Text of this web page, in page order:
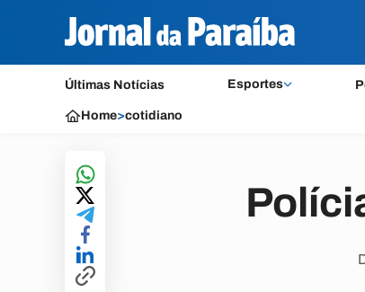
Últimas Notícias Esportes
Home>cotidiano